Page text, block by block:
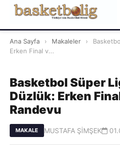
Ana Sayfa › Makaleler ›
Erken Final v...
Basketbol Süper
Düzlük: Erken
Randevu
MAKALE MUSTAFA ŞİMŞEK